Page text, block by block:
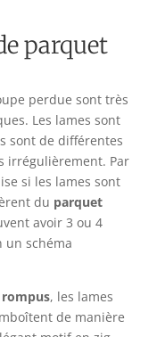
parquet
perdue sont très
Les lames sont
sont de différentes
irrégulièrement. Par
si les lames sont
du parquet
avoir 3 ou 4
un schéma
, les lames
de manière